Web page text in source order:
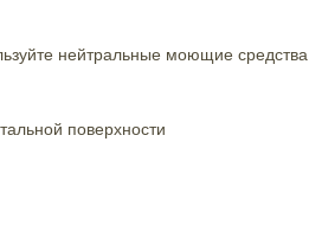
нейтральные моющие средства
поверхности